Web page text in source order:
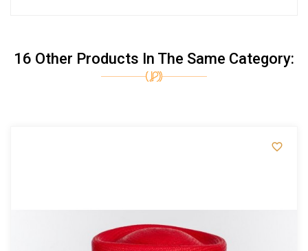
16 Other Products In The Same Category:
